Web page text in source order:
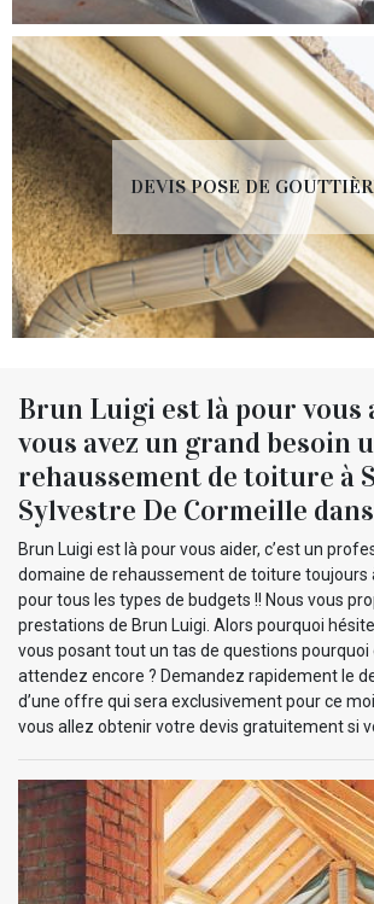
DEVIS POSE DE
Brun Luigi est là pour vous
vous avez un grand besoin
rehaussement de toiture à
Sylvestre De Cormeille
Brun Luigi est là pour vous aider, c’est un
domaine de rehaussement de toiture toujours
pour tous les types de budgets !! Nous vous
prestations de Brun Luigi. Alors pourquoi
vous posant tout un tas de questions pourquoi
attendez encore ? Demandez rapidement le
d’une offre qui sera exclusivement pour ce
vous allez obtenir votre devis gratuitement si